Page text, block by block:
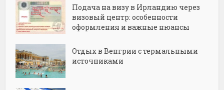
Подача на визу в Ирландию через
визовый центр: особенности
оформления и важные нюансы
Отдых в Венгрии с термальными
источниками